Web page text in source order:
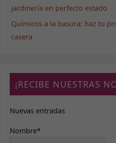
jardinería en perfecto estado
Químicos a la basura: haz tu
casera
¡RECIBE NUESTRAS
Nuevas entradas
Nombre*